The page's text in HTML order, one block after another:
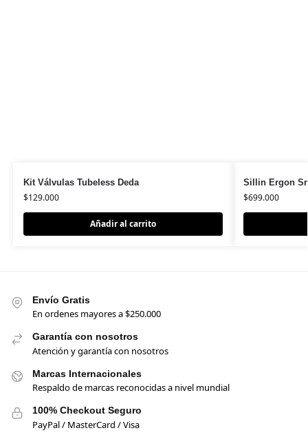
Kit Válvulas Tubeless Deda
$129.000
Añadir al carrito
Sillin Ergon
$699.000
Envío Gratis
En ordenes mayores a $250.000
Garantía con nosotros
Atención y garantía con nosotros
Marcas Internacionales
Respaldo de marcas reconocidas a nivel mundial
100% Checkout Seguro
PayPal / MasterCard / Visa